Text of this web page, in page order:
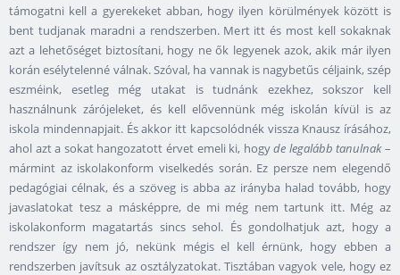
támogatni kell a gyerekeket abban, hogy ilyen körülmények között is
bent tudjanak maradni a rendszerben. Mert itt és most kell sokaknak
azt a lehetőséget biztosítani, hogy ne ők legyenek azok, akik már ilyen
korán esélytelenné válnak. Szóval, ha vannak is nagybetűs céljaink, szép
eszméink, esetleg még utakat is tudnánk ezekhez, sokszor kell
használnunk zárójeleket, és kell elővennünk még iskolán kívül is az
iskola mindennapjait. És akkor itt kapcsolódnék vissza Knausz írásához,
ahol azt a sokat hangozatott érvet emeli ki, hogyde legalább tanulnak–
mármint az iskolakonform viselkedés során. Ez persze nem elegendő
pedagógiai célnak, és a szöveg is abba az irányba halad tovább, hogy
javaslatokat tesz a másképpre, de mi még nem tartunk itt. Még az
iskolakonform magatartás sincs sehol. És gondolhatjuk azt, hogy a
rendszer így nem jó, nekünk mégis el kell érnünk, hogy ebben a
rendszerben javítsuk az osztályzatokat. Tisztában vagyok vele, hogy ez